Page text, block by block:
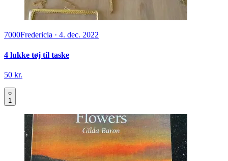
7000Fredericia · 4. dec. 2022
4 lukke tøj til taske
50 kr.
1